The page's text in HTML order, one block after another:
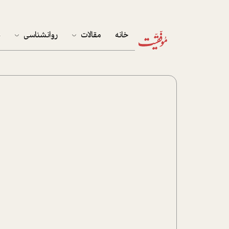
خانه مقالات روانشناسی